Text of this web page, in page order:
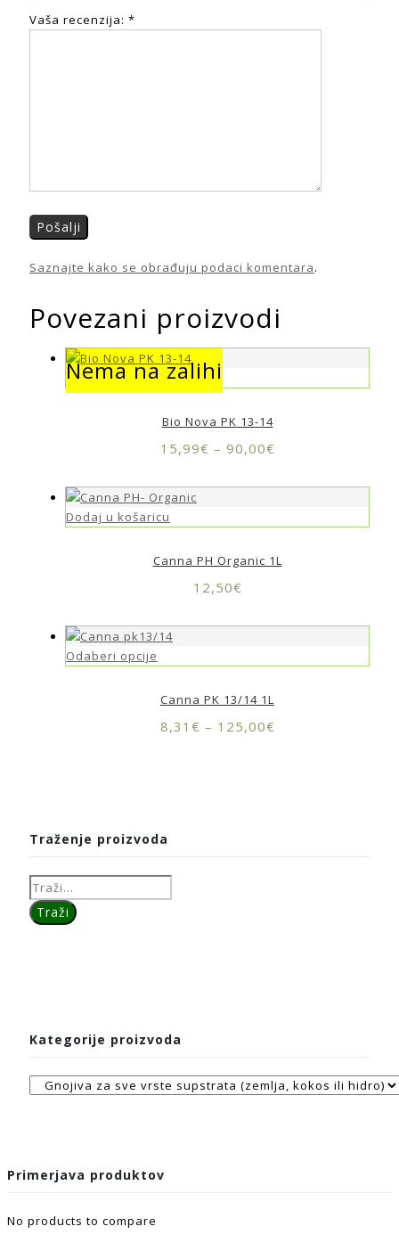
Vaša recenzija: *
Saznajte kako se obrađuju podaci komentara.
Povezani proizvodi
Nema na zalihi
Nema na zalihi
Bio Nova PK 13-14
15,99€ – 90,00€
Dodaj u košaricu
Canna PH Organic 1L
12,50€
Odaberi opcije
Canna PK 13/14 1L
8,31 € – 125,00€
Traženje proizvoda
Kategorije proizvoda
Primerjava produktov
No products to compare